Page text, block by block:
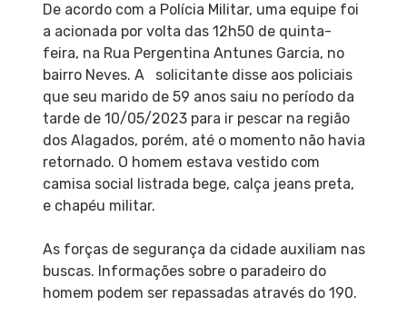
De acordo com a Polícia Militar, uma equipe foi
a acionada por volta das 12h50 de quinta-
feira, na Rua Pergentina Antunes Garcia, no
bairro Neves. A solicitante disse aos policiais
que seu marido de 59 anos saiu no período da
tarde de 10/05/2023 para ir pescar na região
dos Alagados, porém, até o momento não havia
retornado. O homem estava vestido com
camisa social listrada bege, calça jeans preta,
e chapéu militar.
As forças de segurança da cidade auxiliam nas
buscas. Informações sobre o paradeiro do
homem podem ser repassadas através do 190.